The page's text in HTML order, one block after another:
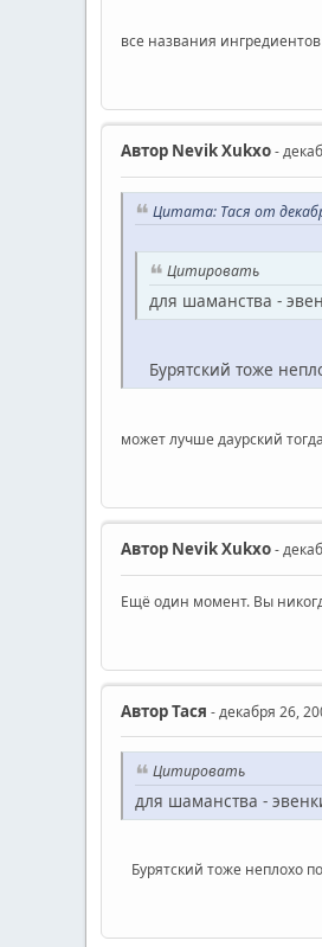
все названия
Автор Nevik Xukxo-
Цитата: Тася от
Цитировать
для шаманства -
Бурятский тоже
может лучше даурский
Автор Nevik Xukxo-
Ещё один момент. Вы
АвторТася - декабря 26,
Цитировать
для шаманства -
Бурятский тоже неплохо